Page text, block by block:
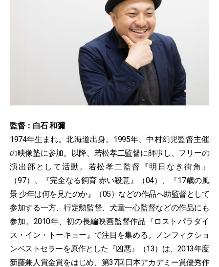
監督：白石 和彌
1974年生まれ。北海道出身。1995年、中村幻児監督主催
の映像塾に参加。以降、若松孝二監督に師事し、フリーの
演出部として活動。若松孝二監督『明日なき街角』
（97）、『完全なる飼育 赤い殺意』（04）、『17歳の風
景 少年は何を見たのか』（05）などの作品へ助監督として
参加する一方、行定勲監督、犬童一心監督などの作品にも
参加。2010年、初の長編映画監督作品『ロストパラダイ
ス・イン・トーキョー』で注目を集める。ノンフィクショ
ンベストセラーを原作とした『凶悪』（13）は、2013年度
新藤兼人賞金賞をはじめ、第37回日本アカデミー賞優秀作